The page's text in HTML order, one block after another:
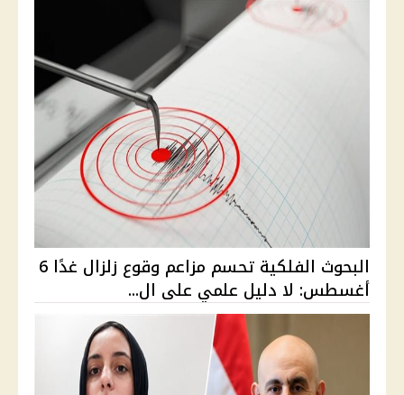
البحوث الفلكية تحسم مزاعم وقوع زلزال غدًا 6
أغسطس: لا دليل علمي على ال...